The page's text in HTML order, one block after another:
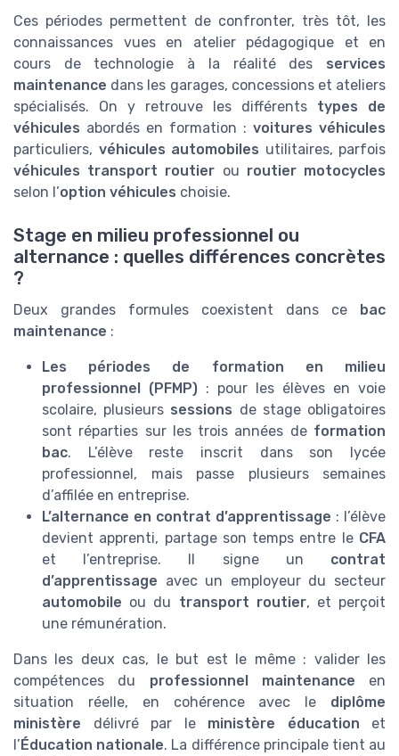
Ces périodes permettent de confronter, très tôt, les
connaissances vues en atelier pédagogique et en
cours de technologie à la réalité des services
maintenance dans les garages, concessions et ateliers
spécialisés. On y retrouve les différents types de
véhicules abordés en formation : voitures véhicules
particuliers, véhicules automobiles utilitaires, parfois
véhicules transport routier ou routier motocycles
selon l’option véhicules choisie.
Stage en milieu professionnel ou
alternance : quelles différences concrètes
?
Deux grandes formules coexistent dans ce bac
maintenance :
Les périodes de formation en milieu
professionnel (PFMP) : pour les élèves en voie
scolaire, plusieurs sessions de stage obligatoires
sont réparties sur les trois années de formation
bac. L’élève reste inscrit dans son lycée
professionnel, mais passe plusieurs semaines
d’affilée en entreprise.
L’alternance en contrat d’apprentissage : l’élève
devient apprenti, partage son temps entre le CFA
et l’entreprise. Il signe un contrat
d’apprentissage avec un employeur du secteur
automobile ou du transport routier, et perçoit
une rémunération.
Dans les deux cas, le but est le même : valider les
compétences du professionnel maintenance en
situation réelle, en cohérence avec le diplôme
ministère délivré par le ministère éducation et
l’Éducation nationale. La différence principale tient au